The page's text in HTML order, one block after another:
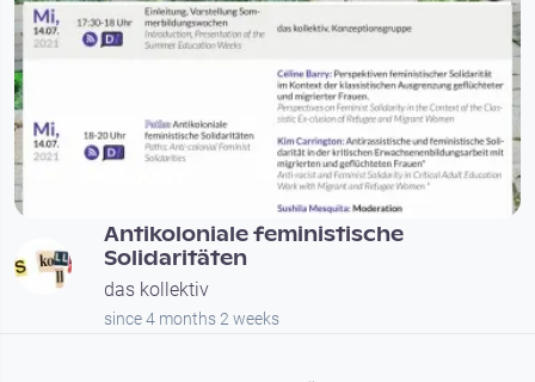
Antikoloniale feministische
Solidaritäten
das kollektiv
since 4 months 2 weeks